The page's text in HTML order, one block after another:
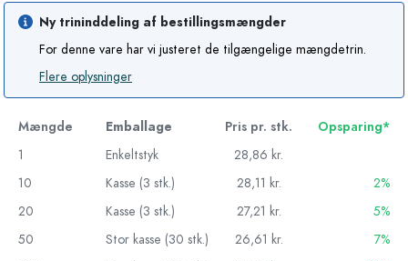
Ny trininddeling af bestillingsmængder
For denne vare har vi justeret de tilgængelige mængdetrin.
Flere oplysninger
Mængde Emballage Pris pr. stk.
Opsparing*
1
Enkeltstyk
28,86 kr.
10
Kasse (3 stk.) 28,11 kr.
2%
20
Kasse (3 stk.) 27,21 kr.
5%
50
Stor kasse (30 stk.) 26,61 kr.
7%